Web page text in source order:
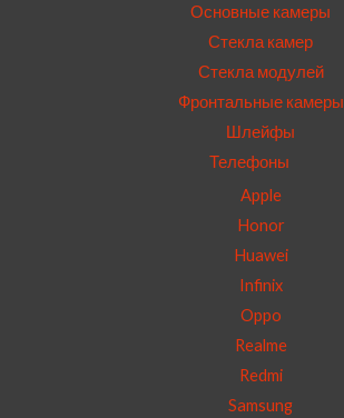
Основные камеры
Стекла камер
Стекла модулей
Фронтальные камеры
Шлейфы
Телефоны
Apple
Honor
Huawei
Infinix
Oppo
Realme
Redmi
Samsung